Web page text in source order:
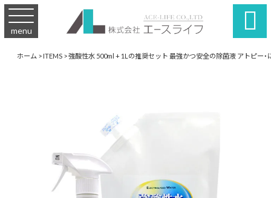
menu 
ホーム>ITEMS>強酸性水 500ml + 1Lの推奨セット 最強かつ安全の除菌液 アトピー